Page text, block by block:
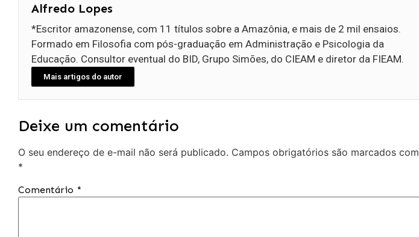
Alfredo Lopes
*Escritor amazonense, com 11 títulos sobre a Amazônia, e mais de 2 mil ensaios.
Formado em Filosofia com pós-graduação em Administração e Psicologia da
Educação. Consultor eventual do BID, Grupo Simões, do CIEAM e diretor da FIEAM.
Mais artigos do autor
Deixe um comentário
O seu endereço de e-mail não será publicado. Campos obrigatórios são marcados com
*
Comentário *